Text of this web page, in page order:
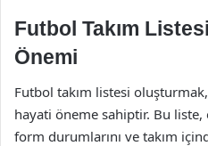
Futbol Takım
Önemi
Futbol takım listesi oluşturmak,
hayati öneme sahiptir. Bu
form durumlarını ve takım